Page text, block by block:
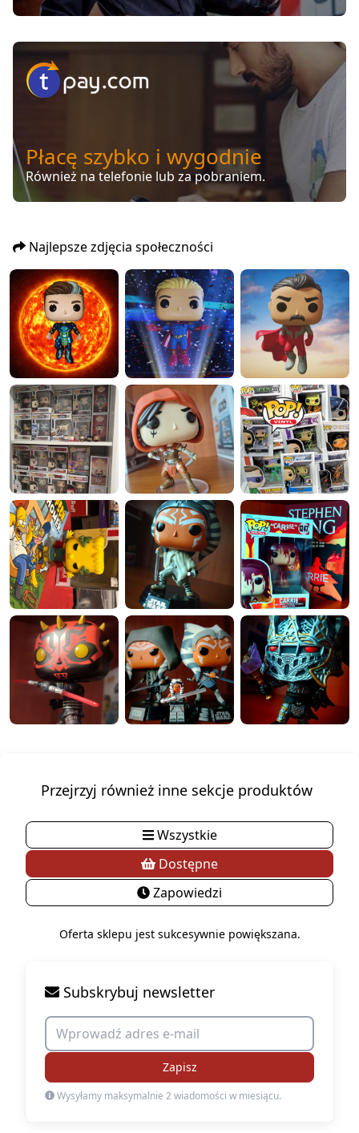
Płacę szybko i wygodnie
Również na telefonie lub za pobraniem.
Najlepsze zdjęcia społeczności
Przejrzyj również inne sekcje produktów
Wszystkie
Dostępne
Zapowiedzi
Oferta sklepu jest sukcesywnie powiększana.
Subskrybuj newsletter
Zapisz
Wysyłamy maksymalnie 2 wiadomości w miesiącu.